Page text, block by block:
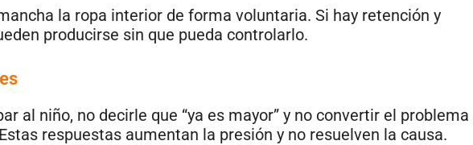
la ropa interior de forma voluntaria. Si hay retención y
producirse sin que pueda controlarlo.
al niño, no decirle que “ya es mayor” y no convertir el problema
respuestas aumentan la presión y no resuelven la causa.